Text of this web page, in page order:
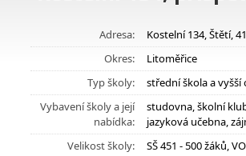
Adresa:
Kostelní 134, Štětí,
Okres:
Litoměřice
Typ školy:
střední škola a
Vybavení školy a její
nabídka:
studovna, školní
jazyková učebna,
Velikost školy:
SŠ 451 - 500 žáků,